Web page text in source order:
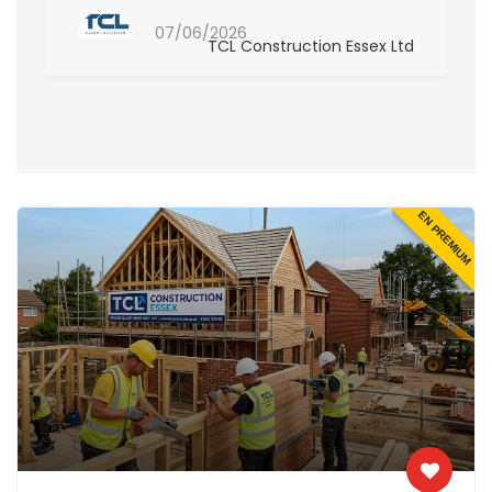
TCL Construction Essex Ltd
07/06/2026
EN PREMIUM